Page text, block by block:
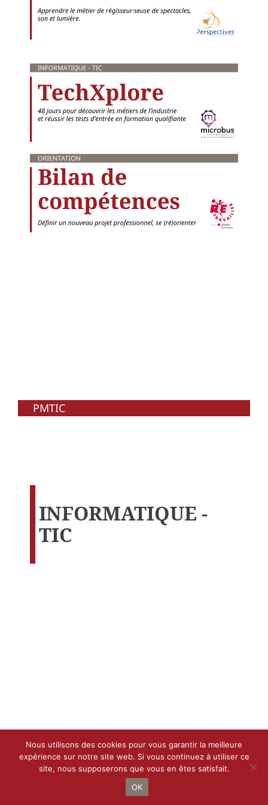
PMTIC
Nous utilisons des cookies pour vous garantir la meilleure
expérience sur notre site web. Si vous continuez à utiliser ce
site, nous supposerons que vous en êtes satisfait.
OK